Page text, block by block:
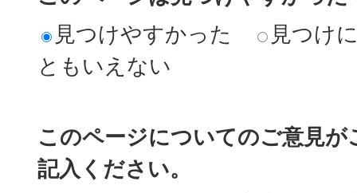
見つけやすかった
見つけ
ともいえない
このページについてのご意見
記入ください。